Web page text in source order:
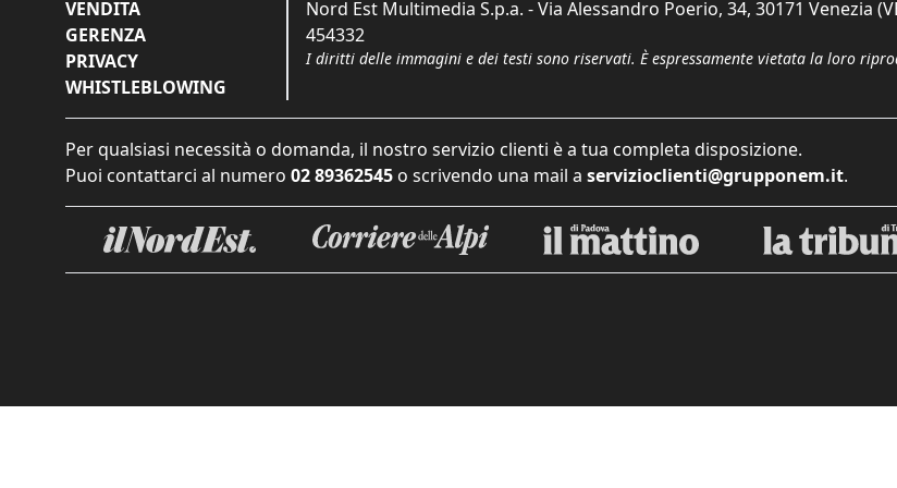
VENDITA
GERENZA
PRIVACY
WHISTLEBLOWING
Nord Est Multimedia S.p.a. - Via Alessandro Poerio, 34, 30171 Venezia
454332
I diritti delle immagini e dei testi sono riservati. È espressamente vietata la loro
Per qualsiasi necessità o domanda, il nostro servizio clienti è a tua completa disposizione.
Puoi contattarci al numero 02 89362545 o scrivendo una mail a servizioclienti@grupponem.it.